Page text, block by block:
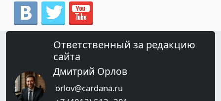
Ответственный за редакцию
сайта
Дмитрий Орлов
orlov@cardana.ru